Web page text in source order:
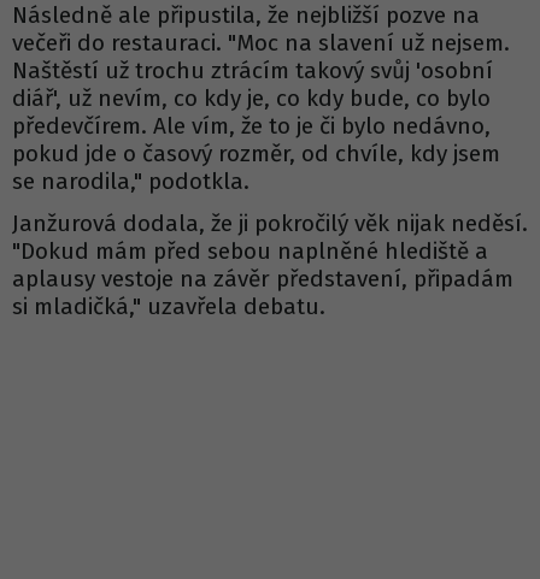
Následně ale připustila, že nejbližší pozve na
večeři do restauraci. "Moc na slavení už nejsem.
Naštěstí už trochu ztrácím takový svůj 'osobní
diář', už nevím, co kdy je, co kdy bude, co bylo
předevčírem. Ale vím, že to je či bylo nedávno,
pokud jde o časový rozměr, od chvíle, kdy jsem
se narodila," podotkla.
Janžurová dodala, že ji pokročilý věk nijak neděsí.
"Dokud mám před sebou naplněné hlediště a
aplausy vestoje na závěr představení, připadám
si mladičká," uzavřela debatu.